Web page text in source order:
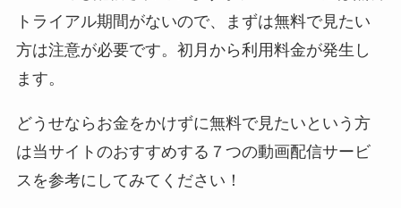
トライアル期間がないので、まずは無料で見たい
方は注意が必要です。初月から利用料金が発生し
ます。
どうせならお金をかけずに無料で見たいという方
は当サイトのおすすめする７つの動画配信サービ
スを参考にしてみてください！